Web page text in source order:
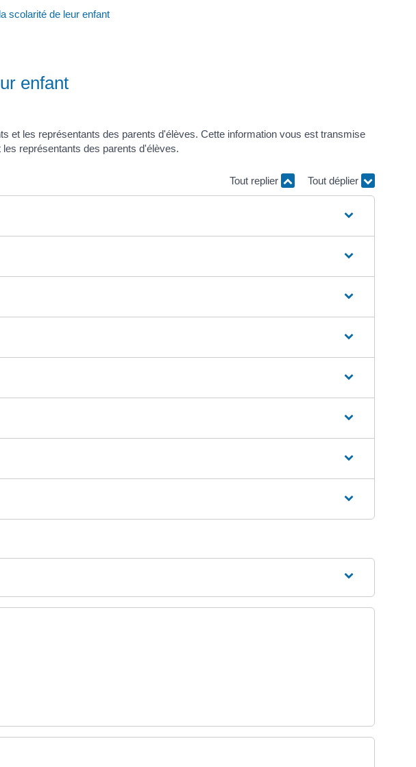
scolarité de leur enfant
enfant
et les représentants des parents d'élèves. Cette information vous est transmise
représentants des parents d'élèves.
Tout replier Tout déplier